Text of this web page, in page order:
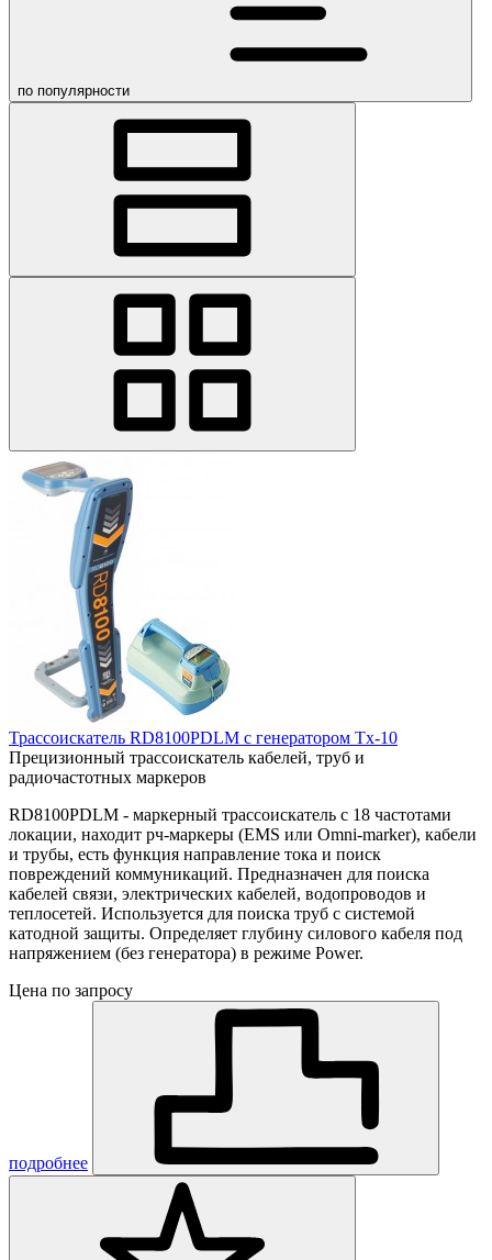
по популярности
Трассоискатель RD8100PDLM с генератором Tx-10
Прецизионный трассоискатель кабелей, труб и
радиочастотных маркеров
RD8100PDLM - маркерный трассоискатель с 18 частотами
локации, находит рч-маркеры (EMS или Omni-marker), кабели
и трубы, есть функция направление тока и поиск
повреждений коммуникаций. Предназначен для поиска
кабелей связи, электрических кабелей, водопроводов и
теплосетей. Используется для поиска труб с системой
катодной защиты. Определяет глубину силового кабеля под
напряжением (без генератора) в режиме Power.
Цена по запросу
подробнее